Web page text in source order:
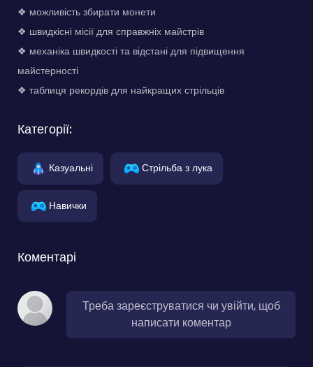
❖ можливість збирати монети
❖ швидкісні місії для справжніх майстрів
❖ механіка швидкості та відстані для підвищення
майстерності
❖ таблиця рекордів для найкращих стрільців
Категорії:
Казуальні Стрільба з лука
Навички
Коментарі
Треба зареєструватися чи увійти, щоб
написати коментар